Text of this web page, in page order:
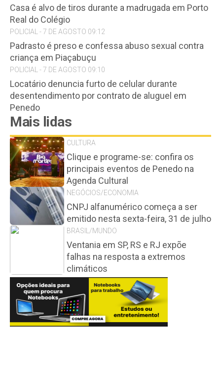
Casa é alvo de tiros durante a madrugada em Porto
Real do Colégio
POLICIAL - 7 DE AGOSTO 09:12
Padrasto é preso e confessa abuso sexual contra
criança em Piaçabuçu
POLICIAL - 7 DE AGOSTO 09:10
Locatário denuncia furto de celular durante
desentendimento por contrato de aluguel em
Penedo
Mais lidas
CULTURA
Clique e programe-se: confira os
principais eventos de Penedo na
Agenda Cultural
NEGÓCIOS/ECONOMIA
CNPJ alfanumérico começa a ser
emitido nesta sexta-feira, 31 de julho
BRASIL/MUNDO
Ventania em SP, RS e RJ expõe
falhas na resposta a extremos
climáticos